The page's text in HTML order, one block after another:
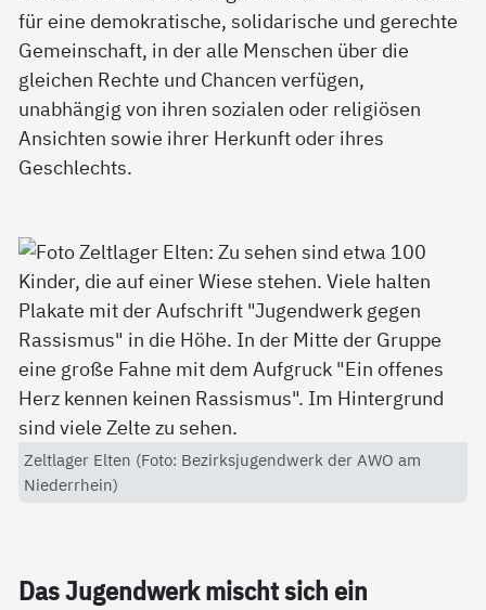
für eine demokratische, solidarische und gerechte
Gemeinschaft, in der alle Menschen über die
gleichen Rechte und Chancen verfügen,
unabhängig von ihren sozialen oder religiösen
Ansichten sowie ihrer Herkunft oder ihres
Geschlechts.
Zeltlager Elten (Foto: Bezirksjugendwerk der AWO am
Niederrhein)
Das Ju­gend­werk mischt sich ein